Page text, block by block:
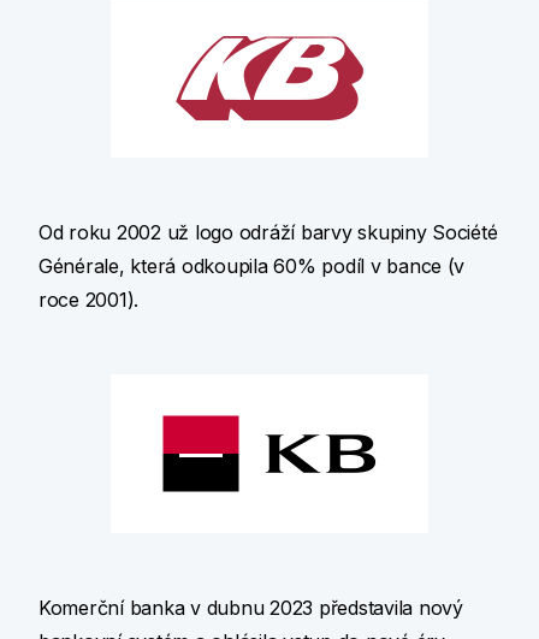
Od roku 2002 už logo odráží barvy skupiny Société
Générale, která odkoupila 60% podíl v bance (v
roce 2001).
Komerční banka v dubnu 2023 představila nový